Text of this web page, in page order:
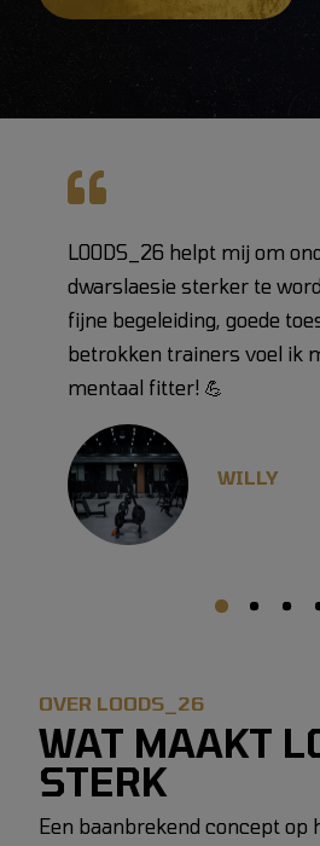
LOODS_26 helpt mij om
dwarslaesie sterker te
fijne begeleiding, goede
betrokken trainers voel ik
mentaal fitter! 💪
WILLY
OVER LOODS_26
WAT MAAKT
STERK
Een baanbrekend concept op